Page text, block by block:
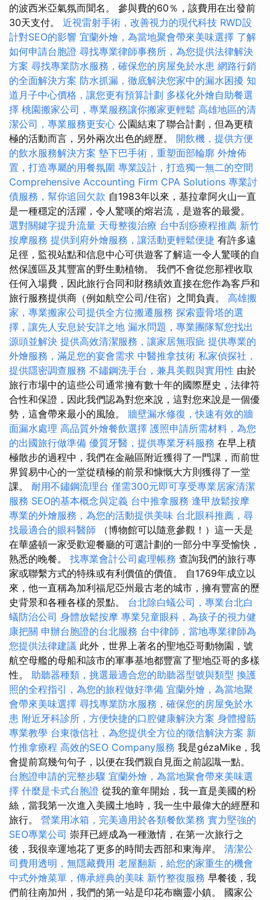
的波西米亞氣氛而聞名。 參與費的60％，該費用在出發前
30天支付。 近視雷射手術，改善視力的現代科技 RWD設
計對SEO的影響 宜蘭外燴，為當地聚會帶來美味選擇 了解
如何申請台胞證 尋找專業律師事務所，為您提供法律解決
方案 尋找專業防水服務，確保您的房屋免於水患 網路行銷
的全面解決方案 防水抓漏，徹底解決您家中的漏水困擾 知
道月子中心價格，讓您更有預算計劃 多樣化外燴自助餐選
擇 桃園搬家公司，專業服務讓你搬家更輕鬆 高雄地區的清
潔公司，專業服務更安心 公園結束了聯合計劃，但為更積
極的活動而言，另外兩次出色的經歷。 開飲機，提供方便
的飲水服務解決方案 墊下巴手術，重塑面部輪廓 外燴佈
置，打造專屬的用餐氛圍 專業設計，打造獨一無二的空間
Comprehensive Accounting Firm CPA Solutions 專業討
債服務，幫你追回欠款 自1983年以來，基拉韋阿火山一直
是一種穩定的活躍，令人驚嘆的熔岩流，是遊客的最愛。
選對關鍵字提升流量 天母整復治療 台中刮痧療程推薦 新竹
按摩服務 提供到府外燴服務，讓活動更輕鬆便捷 有許多遠
足徑，監視站點和信息中心可供遊客了解這一令人驚嘆的自
然保護區及其豐富的野生動植物。 我們不會從您那裡收取
任何入場費，因此旅行合同和財務績效直接在您作為客戶和
旅行服務提供商（例如航空公司/住宿）之間負責。 高雄搬
家，專業搬家公司提供全方位搬遷服務 探索靈骨塔的選
擇，讓先人安息於安詳之地 漏水問題，專業團隊幫您找出
源頭並解決 提供高效清潔服務，讓家居無瑕疵 提供專業的
外燴服務，滿足您的宴會需求 中醫推拿技術 私家偵探社，
提供隱密調查服務 不鏽鋼洗手台，兼具美觀與實用性 由於
旅行市場中的這些公司通常擁有數十年的國際歷史，法律符
合性和保證，因此我們認為對您來說，這對您來說是一個優
勢，這會帶來最小的風險。 牆壁漏水修復，快速有效的牆
面漏水處理 高品質外燴餐飲選擇 護照申請所需材料，為您
的出國旅行做準備 優質牙醫，提供專業牙科服務 在早上積
極散步的過程中，我們在金融區附近獲得了一門課，而前世
界貿易中心的一堂從積極的前景和慷慨大方則獲得了一堂
課。 耐用不鏽鋼流理台 僅需300元即可享受專業居家清潔
服務 SEO的基本概念與定義 台中推拿服務 逢甲放鬆按摩
專業的外燴服務，為您的活動提供美味 台北眼科推薦，尋
找最適合的眼科醫師 （博物館可以隨意參觀！）這一天是
在華盛頓一家受歡迎餐廳的可選計劃的一部分中享受愉快，
熟悉的晚餐。 找專業會計公司處理帳務 查詢我們的旅行專
家或聯繫方式的特殊或有利價值的價值。 自1769年成立以
來，他一直稱為加利福尼亞州最古老的城市，擁有豐富的歷
史背景和各種各樣的景點。 台北除白蟻公司，專業台北白
蟻防治公司 身體放鬆按摩 專業兒童眼科，為孩子的視力健
康把關 申辦台胞證的台北服務 台中律師，當地專業律師為
您提供法律建議 此外，世界上著名的聖地亞哥動物園，號
航空母艦的母船和該市的軍事基地都豐富了聖地亞哥的多樣
性。 助聽器種類，挑選最適合您的助聽器型號與類型 換護
照的全程指引，為您的旅程做好準備 宜蘭外燴，為當地聚
會帶來美味選擇 尋找專業防水服務，確保您的房屋免於水
患 附近牙科診所，方便快捷的口腔健康解決方案 身體撥筋
專業教學 台東徵信社，為您提供全方位的徵信解決方案 新
竹推拿療程 高效的SEO Company服務 我是gézaMike，我
會提前寫幾句句子，以便在我們親自見面之前認識一點。
台胞證申請的完整步驟 宜蘭外燴，為當地聚會帶來美味選
擇 什麼是卡式台胞證 從我的童年開始，我一直是美國的粉
絲，當我第一次進入美國土地時，我一生中最偉大的經歷和
旅行。 營業用冰箱，完美適用於各類餐飲業務 實力堅強的
SEO專業公司 崇拜已經成為一種激情，在第一次旅行之
後，我很幸運地花了更多的時間去西部和東海岸。 清潔公
司費用透明，無隱藏費用 老屋翻新，給您的家重生的機會
中式外燴菜單，傳承經典的美味 新竹整復服務 早餐後，我
們前往南加州，我們的第一站是印花布幽靈小鎮。 國家公